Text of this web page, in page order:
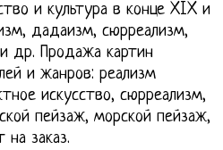
и культура в конце XIX и
дадаизм, сюрреализм,
др. Продажа картин
и жанров: реализм
искусство, сюрреализм,
пейзаж, морской пейзаж,
заказ.